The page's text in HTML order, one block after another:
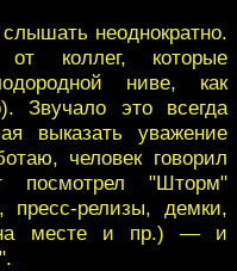
неоднократно.
коллег, которые
ниве, как
Звучало это всегда
выказать уважение
человек говорил
посмотрел "Шторм"
релизы, демки,
на месте и пр.) — и